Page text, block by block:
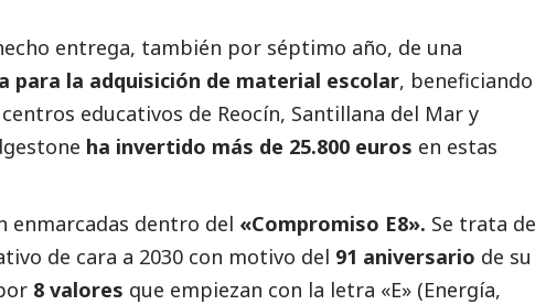
entrega, también por séptimo año, de una
para la adquisición de material escolar, beneficiando
educativos de Reocín, Santillana del Mar y
ha invertido más de 25.800 euros en estas
enmarcadas dentro del «Compromiso E8». Se trata de
de cara a 2030 con motivo del 91 aniversario de su
8 valores que empiezan con la letra «E» (Energía,